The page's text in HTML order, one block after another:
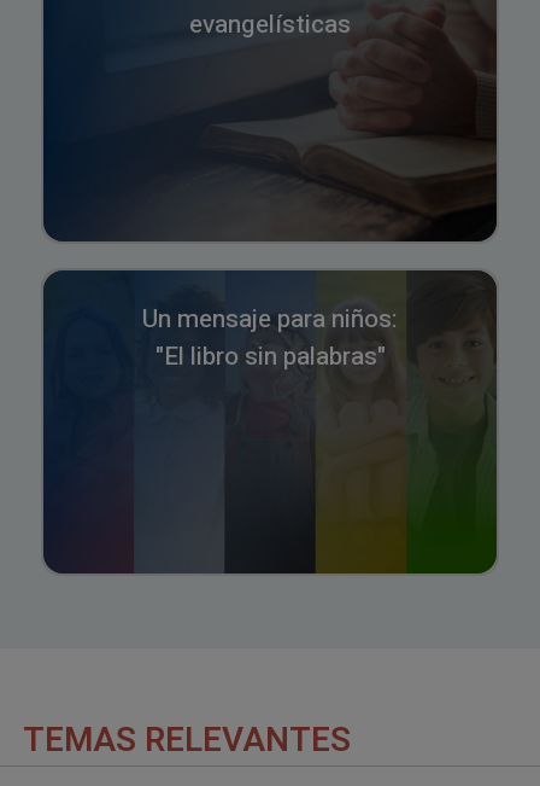
evangelísticas
Un mensaje para niños:
"El libro sin palabras"
TEMAS RELEVANTES